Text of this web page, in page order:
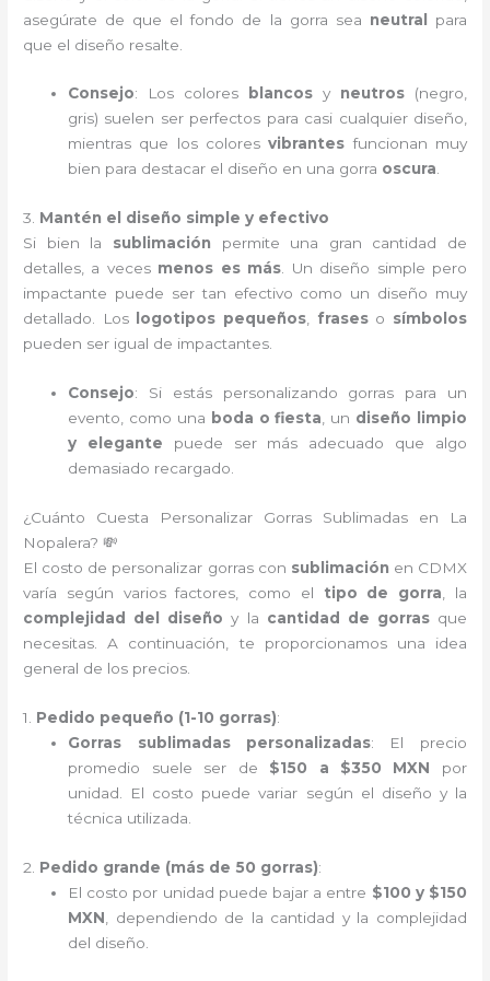
asegúrate de que el fondo de la gorra sea neutral para
que el diseño resalte.
Consejo: Los colores blancos y neutros(negro,
gris) suelen ser perfectos para casi cualquier diseño,
mientras que los coloresvibrantes funcionan muy
bien para destacar el diseño en una gorra oscura.
3. Mantén el diseño simple y efectivo
Si bien la sublimación permite una gran cantidad de
detalles, a veces menos es más. Un diseño simple pero
impactante puede ser tan efectivo como un diseño muy
detallado. Los
logotipos pequeños, fraseso símbolos
pueden ser igual de impactantes.
Consejo: Si estás personalizando gorras para un
evento, como una boda o fiesta , un diseño limpio
y elegante puede ser más adecuado que algo
demasiado recargado.
¿Cuánto Cuesta Personalizar Gorras Sublimadas en La
Nopalera? 💸
El costo de personalizar gorras con sublimación en CDMX
varía según varios factores, como el tipo de gorra , la
complejidad del diseño y la cantidad de gorrasque
necesitas. A continuación, te proporcionamos una idea
general de los precios.
1. Pedido pequeño (1-10 gorras):
Gorras sublimadas personalizadas: El precio
promedio suele ser de $150 a $350 MXN por
unidad. El costo puede variar según el diseño y la
técnica utilizada.
2. Pedido grande (más de 50 gorras):
El costo por unidad puede bajar a entre $100 y $150
MXN , dependiendo de la cantidad y la complejidad
del diseño.